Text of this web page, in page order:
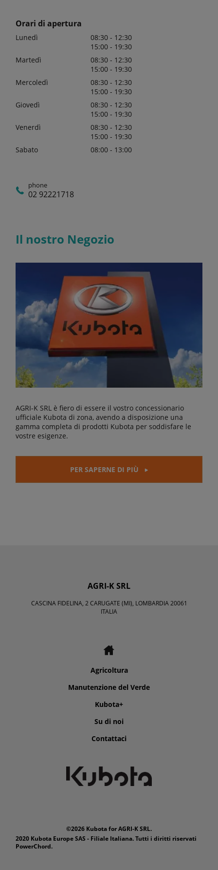
Orari di apertura
Lunedì
08:30 - 12:30
15:00 - 19:30
Martedì
08:30 - 12:30
15:00 - 19:30
Mercoledì
08:30 - 12:30
15:00 - 19:30
Giovedì
08:30 - 12:30
15:00 - 19:30
Venerdì
08:30 - 12:30
15:00 - 19:30
Sabato
08:00 - 13:00
phone
02 92221718
Il nostro Negozio
AGRI-K SRL è fiero di essere il vostro concessionario
ufficiale Kubota di zona, avendo a disposizione una
gamma completa di prodotti Kubota per soddisfare le
vostre esigenze.
PER SAPERNE DI PIÙ
AGRI-K SRL
CASCINA FIDELINA, 2 CARUGATE (MI), LOMBARDIA 20061
ITALIA
Agricoltura
Manutenzione del Verde
Kubota+
Su di noi
Contattaci
©2026 Kubota for AGRI-K SRL.
2020 Kubota Europe SAS - Filiale Italiana. Tutti i diritti riservati
PowerChord.